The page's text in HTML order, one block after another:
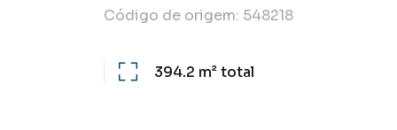
Código de origem: 548218
394.2 m²total